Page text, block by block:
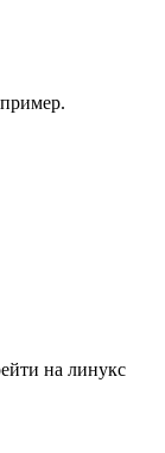
на линукс